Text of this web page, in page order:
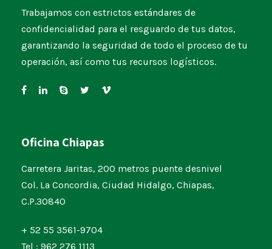
Trabajamos con estrictos estándares de
confidencialidad para el resguardo de tus datos,
garantizando la seguridad de todo el proceso de tu
operación, así como tus recursos logísticos.
Oficina Chiapas
Carretera Jaritas, 200 metros puente desnivel
Col. La Concordia, Ciudad Hidalgo, Chiapas,
C.P.30840
+ 52 55 3561-9704
Tel : 962 276 1113